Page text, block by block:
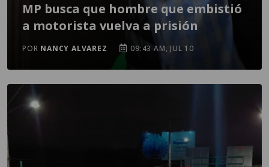
MP busca que hombre que embistió
a motorista vuelva a prisión
POR NANCY ALVAREZ 09:43 AM, JUL 10